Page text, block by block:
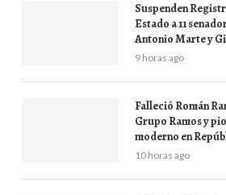
Suspenden
Estado a 11
Antonio Marte y
9 horas ago
Falleció Román
Grupo Ramos y
moderno en
10 horas ago